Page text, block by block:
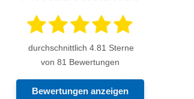
durchschnittlich4.81 Sterne
von 81 Bewertungen
Bewertungen anzeigen